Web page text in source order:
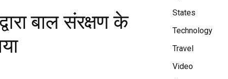
बाल संरक्षण के
States
Technology
Travel
Video